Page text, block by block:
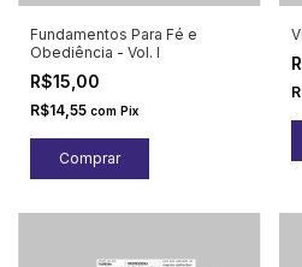
Fundamentos Para Fé e
Obediência - Vol. I
R$15,00
R$14,55 com Pix